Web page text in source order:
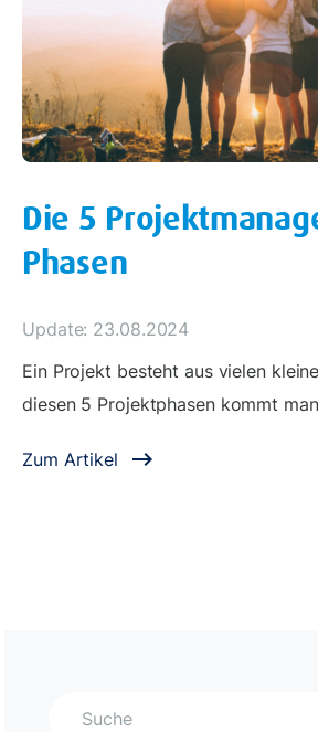
Die 5
Phasen
Update: 23.08.2024
Ein Projekt besteht aus vielen
diesen 5 Projektphasen kommt
Zum Artikel